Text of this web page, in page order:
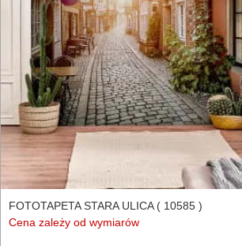
FOTOTAPETA STARA ULICA ( 10585 )
Cena zależy od wymiarów